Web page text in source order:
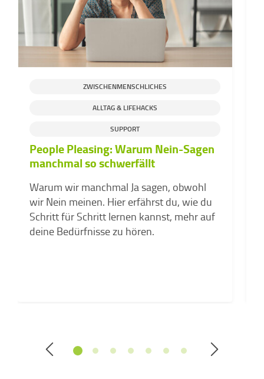
ZWISCHENMENSCHLICHES
ALLTAG & LIFEHACKS
SUPPORT
People Pleasing: Warum Nein-Sagen
manchmal so schwerfällt
Warum wir manchmal Ja sagen, obwohl
wir Nein meinen. Hier erfährst du, wie du
Schritt für Schritt lernen kannst, mehr auf
deine Bedürfnisse zu hören.